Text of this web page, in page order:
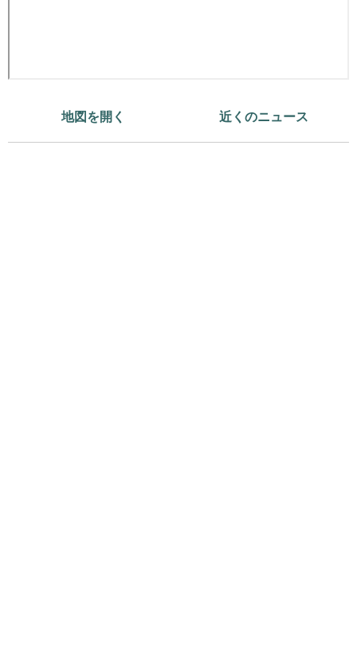
地図を開く 近くのニュース